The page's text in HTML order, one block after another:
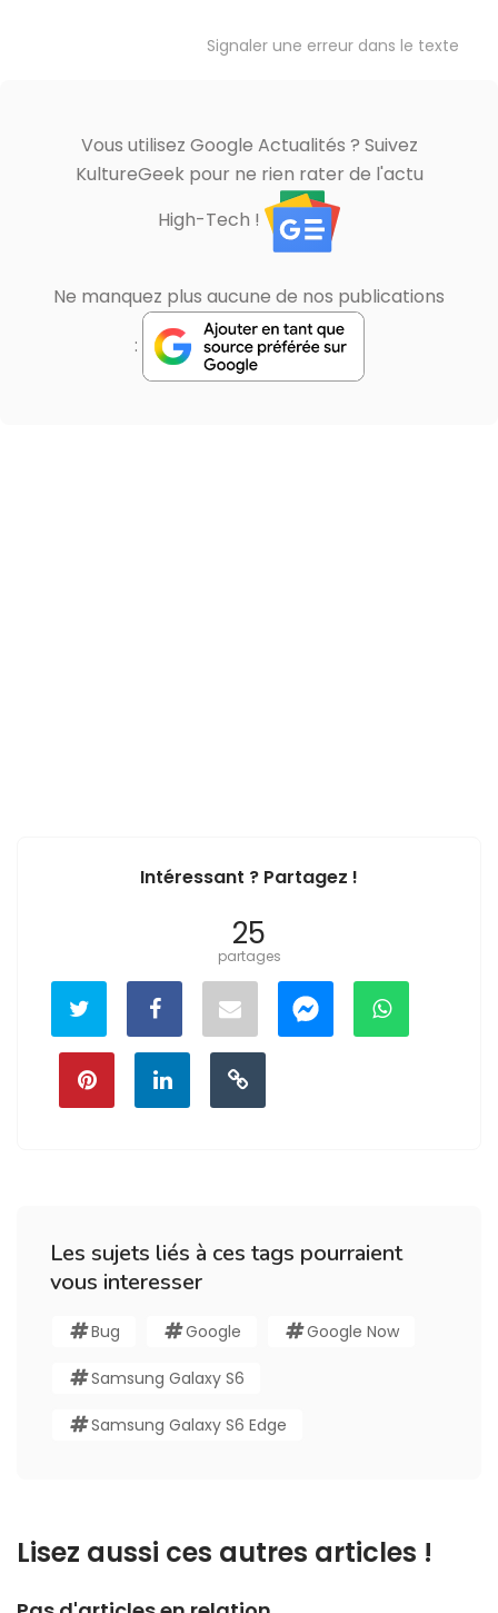
Signaler une erreur dans le texte
Vous utilisez Google Actualités ? Suivez
KultureGeek pour ne rien rater de l'actu
High-Tech !
Ne manquez plus aucune de nos publications
:
Intéressant ? Partagez !
25
partages
Les sujets liés à ces tags pourraient
vous interesser
Bug Google Google Now
Samsung Galaxy S6
Samsung Galaxy S6 Edge
Lisez aussi ces autres articles !